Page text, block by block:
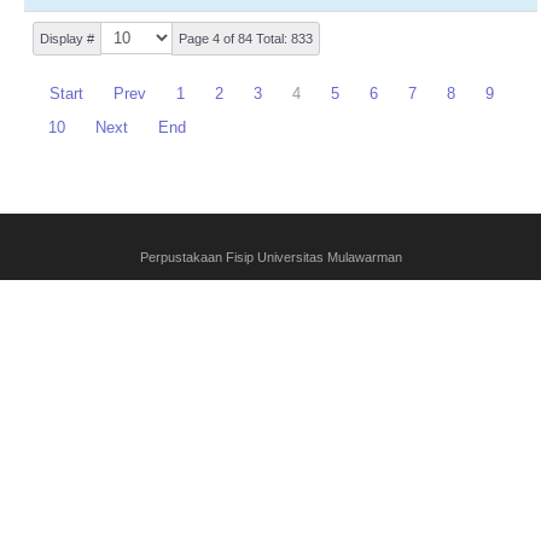
Display # Page 4 of 84 Total: 833
Start Prev 1 2 3 4 5 6 7 8
9
10
Next End
Perpustakaan Fisip Universitas Mulawarman